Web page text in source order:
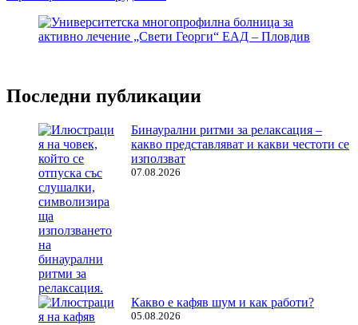
Последни публикации
Бинаурални ритми за релаксация –
какво представляват и какви честоти се
използват
07.08.2026
Какво е кафяв шум и как работи?
05.08.2026